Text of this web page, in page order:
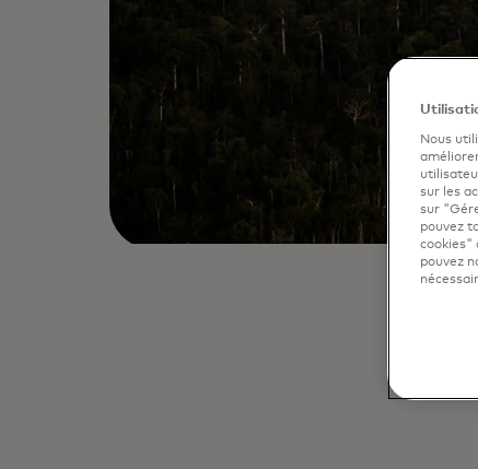
Nous
sur les
sur
pouvez
cookies"
pouvez